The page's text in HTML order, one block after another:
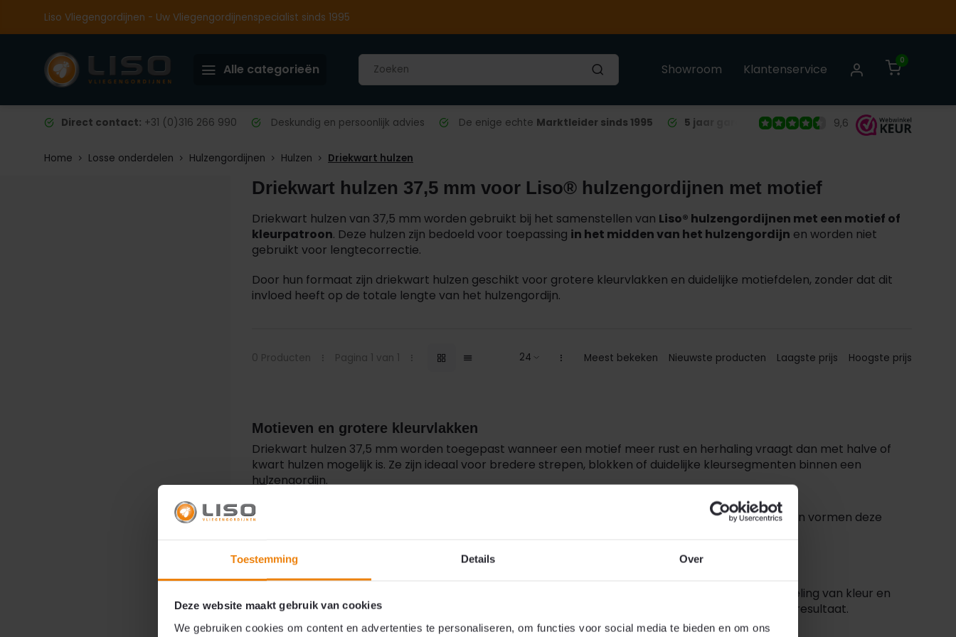
Toestemming Details Over
Deze website maakt gebruik van cookies
We gebruiken cookies om content en advertenties te personaliseren, om functies voor social media te bieden en om ons
Liso Vliegengordijnen - Uw Vliegengordijnenspecialist sinds 1995
Alle categorieën Showroom Klantenservice
0
Direct contact: +31 (0)316 266 990 Deskundig en persoonlijk advies De enige echte Marktleider sinds 1995 5 jaar garantieop alle Liso® Vliegengordijnen
9,6
Home Losse onderdelen Hulzengordijnen Hulzen Driekwart hulzen
Driekwart hulzen 37,5 mm voor Liso® hulzengordijnen met motief
Driekwart hulzen van 37,5 mm worden gebruikt bij het samenstellen van Liso® hulzengordijnen met een motief of
kleurpatroon. Deze hulzen zijn bedoeld voor toepassing in het midden van het hulzengordijn en worden niet
gebruikt voor lengtecorrectie.
Door hun formaat zijn driekwart hulzen geschikt voor grotere kleurvlakken en duidelijke motiefdelen, zonder dat dit
invloed heeft op de totale lengte van het hulzengordijn.
0 Producten Pagina 1 van 1 Meest bekeken Nieuwste producten Laagste prijs Hoogste prijs
Motieven en grotere kleurvlakken
Driekwart hulzen 37,5 mm worden toegepast wanneer een motief meer rust en herhaling vraagt dan met halve of
kwart hulzen mogelijk is. Ze zijn ideaal voor bredere strepen, blokken of duidelijke kleursegmenten binnen een
hulzengordijn.
Bij motieven worden driekwart hulzen vaak gecombineerd met kwart hulzen van 12,5 mm. Samen vormen deze
Door driekwart hulzen te combineren met kwart of halve hulzen ontstaat een evenwichtige verdeling van kleur en
patroon, terwijl de totale lengte van elke sliert gelijk blijft. Dit zorgt voor een strak en uniform eindresultaat.